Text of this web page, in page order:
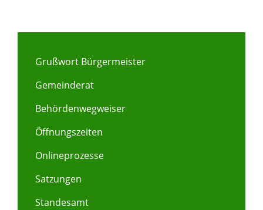
Grußwort Bürgermeister
Gemeinderat
Behördenwegweiser
Öffnungszeiten
Onlineprozesse
Satzungen
Standesamt